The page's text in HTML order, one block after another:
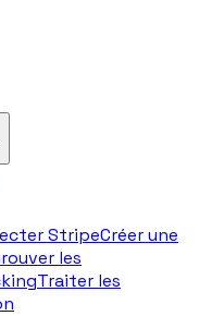
StripeCréer une
les
Traiter les